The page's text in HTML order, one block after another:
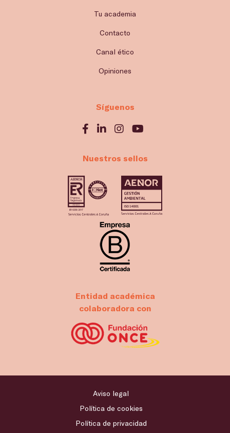
Tu academia
Contacto
Canal ético
Opiniones
Síguenos
Nuestros sellos
Entidad académica
colaboradora con
Aviso legal
Política de cookies
Política de privacidad